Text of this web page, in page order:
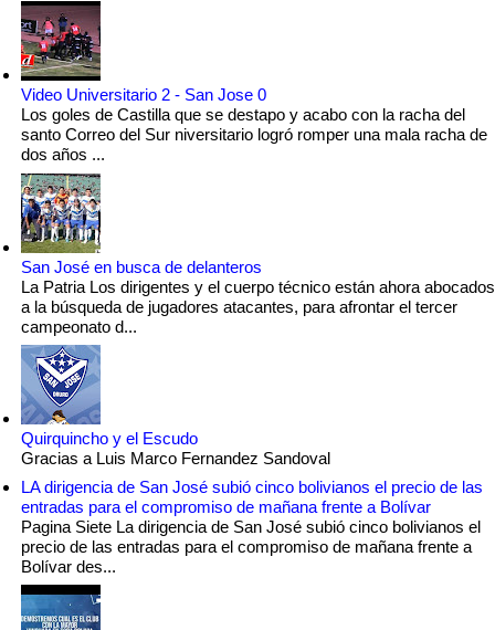
Video Universitario 2 - San Jose 0
Los goles de Castilla que se destapo y acabo con la racha del
santo Correo del Sur niversitario logró romper una mala racha de
dos años ...
San José en busca de delanteros
La Patria Los dirigentes y el cuerpo técnico están ahora abocados
a la búsqueda de jugadores atacantes, para afrontar el tercer
campeonato d...
Quirquincho y el Escudo
Gracias a Luis Marco Fernandez Sandoval
LA dirigencia de San José subió cinco bolivianos el precio de las
entradas para el compromiso de mañana frente a Bolívar
Pagina Siete La dirigencia de San José subió cinco bolivianos el
precio de las entradas para el compromiso de mañana frente a
Bolívar des...